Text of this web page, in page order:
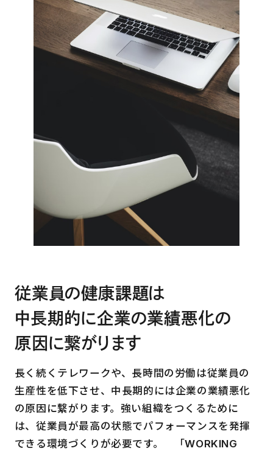
従業員の健康課題は
中長期的に企業の業績悪化の
原因に繋がります
長く続くテレワークや、長時間の労働は従業員の
生産性を低下させ、中長期的には企業の業績悪化
の原因に繋がります。強い組織をつくるために
は、従業員が最高の状態でパフォーマンスを発揮
できる環境づくりが必要です。 「WORKING